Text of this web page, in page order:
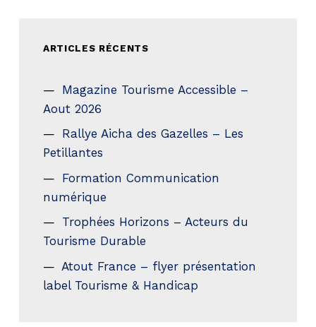
ARTICLES RÉCENTS
Magazine Tourisme Accessible –
Aout 2026
Rallye Aicha des Gazelles – Les
Petillantes
Formation Communication
numérique
Trophées Horizons – Acteurs du
Tourisme Durable
Atout France – flyer présentation
label Tourisme & Handicap